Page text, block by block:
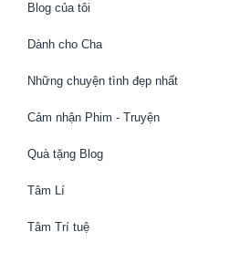
Blog của tôi
Dành cho Cha
Những chuyện tình đẹp nhất
Cảm nhận Phim - Truyện
Quà tặng Blog
Tâm Lí
Tâm Trí tuệ